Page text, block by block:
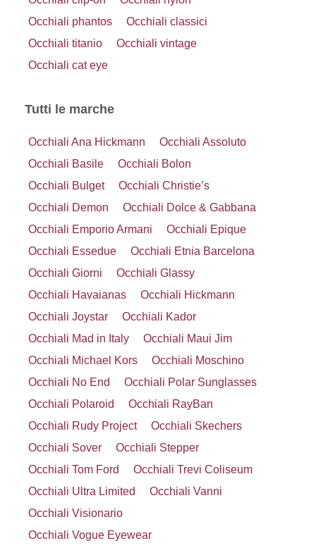
Occhiali phantos
Occhiali classici
Occhiali titanio
Occhiali vintage
Occhiali cat eye
Tutti le marche
Occhiali Ana Hickmann
Occhiali Assoluto
Occhiali Basile
Occhiali Bolon
Occhiali Bulget
Occhiali Christie’s
Occhiali Demon
Occhiali Dolce & Gabbana
Occhiali Emporio Armani
Occhiali Epique
Occhiali Essedue
Occhiali Etnia Barcelona
Occhiali Giorni
Occhiali Glassy
Occhiali Havaianas
Occhiali Hickmann
Occhiali Joystar
Occhiali Kador
Occhiali Mad in Italy
Occhiali Maui Jim
Occhiali Michael Kors
Occhiali Moschino
Occhiali No End
Occhiali Polar Sunglasses
Occhiali Polaroid
Occhiali RayBan
Occhiali Rudy Project
Occhiali Skechers
Occhiali Sover
Occhiali Stepper
Occhiali Tom Ford
Occhiali Trevi Coliseum
Occhiali Ultra Limited
Occhiali Vanni
Occhiali Visionario
Occhiali Vogue Eyewear